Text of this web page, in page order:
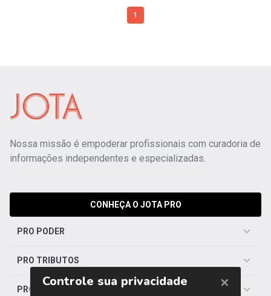
1
Nossa missão é empoderar profissionais com curadoria de
informações independentes e especializadas.
CONHEÇA O JOTA PRO
PRO PODER
PRO TRIBUTOS
PRO TRABALHISTA